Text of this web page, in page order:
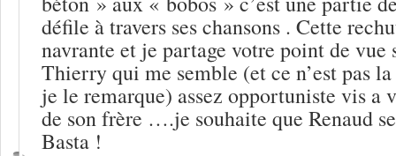
défile à travers ses chansons . Cette
navrante et je partage votre point de vue
Thierry qui me semble (et ce n’est pas
je le remarque) assez opportuniste vis a
de son frère ….je souhaite que Renaud
Basta !